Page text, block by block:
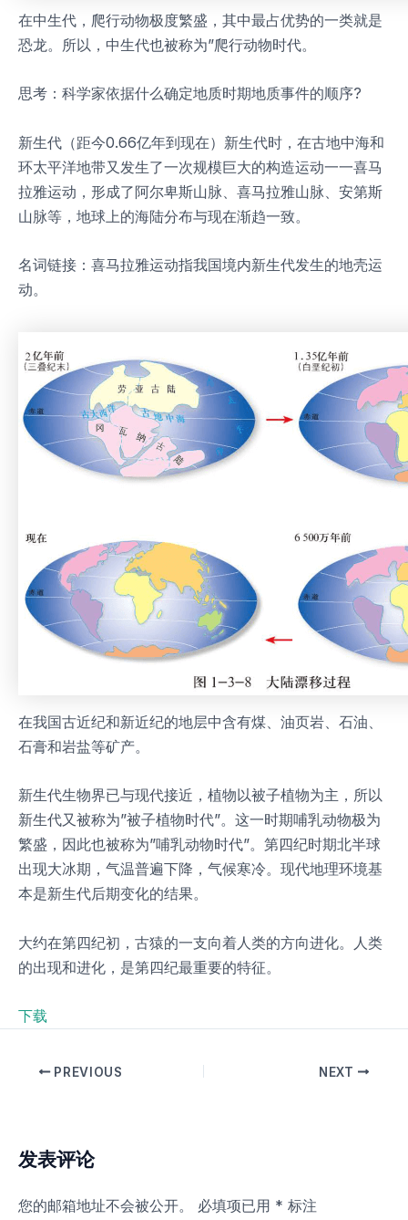
在中生代，爬行动物极度繁盛，其中最占优势的一类就是
恐龙。所以，中生代也被称为”爬行动物时代。
思考：科学家依据什么确定地质时期地质事件的顺序?
新生代（距今0.66亿年到现在）新生代时，在古地中海和
环太平洋地带又发生了一次规模巨大的构造运动一一喜马
拉雅运动，形成了阿尔卑斯山脉、喜马拉雅山脉、安第斯
山脉等，地球上的海陆分布与现在渐趋一致。
名词链接：喜马拉雅运动指我国境内新生代发生的地壳运
动。
在我国古近纪和新近纪的地层中含有煤、油页岩、石油、
石膏和岩盐等矿产。
新生代生物界已与现代接近，植物以被子植物为主，所以
新生代又被称为”被子植物时代”。这一时期哺乳动物极为
繁盛，因此也被称为”哺乳动物时代”。第四纪时期北半球
出现大冰期，气温普遍下降，气候寒冷。现代地理环境基
本是新生代后期变化的结果。
大约在第四纪初，古猿的一支向着人类的方向进化。人类
的出现和进化，是第四纪最重要的特征。
下载
PREVIOUS NEXT
发表评论
您的邮箱地址不会被公开。 必填项已用 * 标注